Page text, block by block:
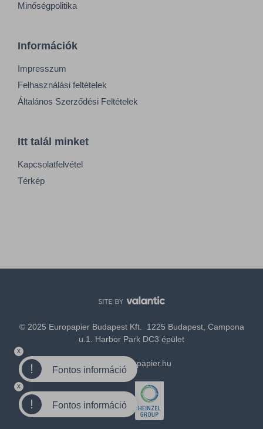
Minőségpolitika
Információk
Impresszum
Felhasználási feltételek
Általános Szerződési Feltételek
Itt talál minket
Kapcsolatfelvétel
Térkép
© 2025 Europapier Budapest Kft. 1225 Budapest, Campona
u.1. Harbor Park DC3 épület
office@europapier.hu
Tagja a
! Fontos információ
x
! Fontos információ
x